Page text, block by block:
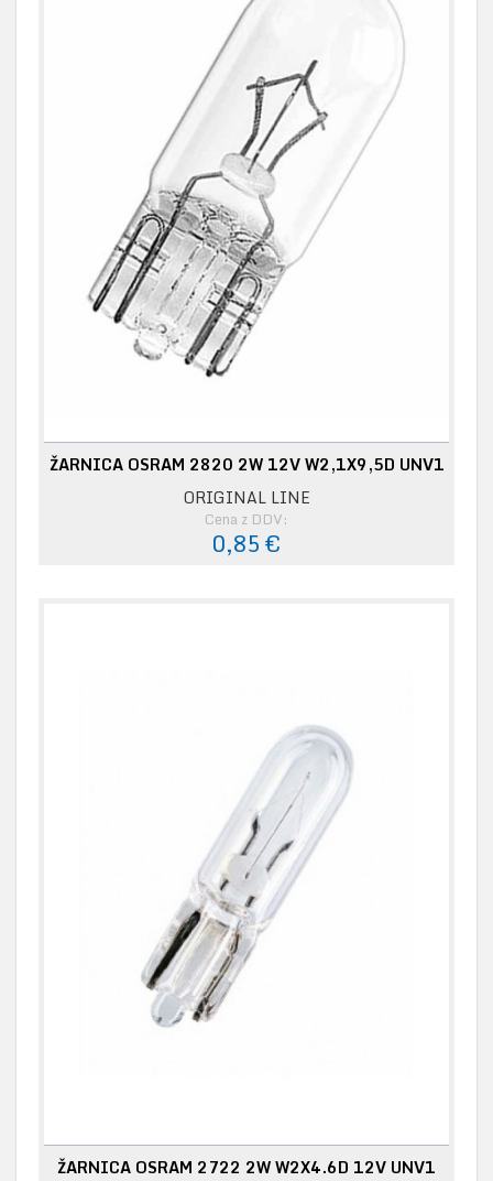
ŽARNICA OSRAM 2820 2W 12V W2,1X9,5D UNV1
ORIGINAL LINE
Cena z DDV:
0,85 €
ŽARNICA OSRAM 2722 2W W2X4.6D 12V UNV1